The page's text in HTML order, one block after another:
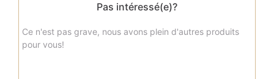
+
Pas intéressé(e)?
Ce n'est pas grave, nous avons plein d'autres produits
pour vous!